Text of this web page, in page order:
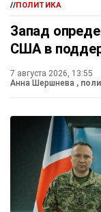
//ПОЛИТИКА
Запад
США в
7 августа 2026, 13:55
Анна Шершнева ,